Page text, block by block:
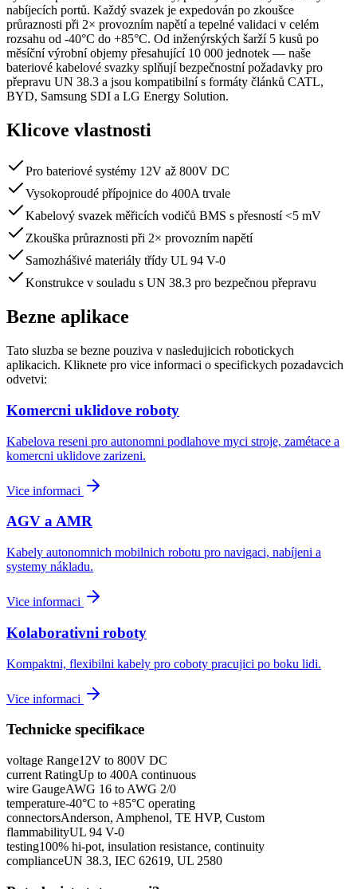
nabíjecích portů. Každý svazek je expedován po zkoušce
průraznosti při 2× provozním napětí a tepelné validaci v celém
rozsahu od -40°C do +85°C. Od inženýrských šarží 5 kusů po
měsíční výrobní objemy přesahující 10 000 jednotek — naše
bateriové kabelové svazky splňují bezpečnostní požadavky pro
přepravu UN 38.3 a jsou kompatibilní s formáty článků CATL,
BYD, Samsung SDI a LG Energy Solution.
Klicove vlastnosti
Pro bateriové systémy 12V až 800V DC
Vysokoproudé přípojnice do 400A trvale
Kabelový svazek měřicích vodičů BMS s přesností <5 mV
Zkouška průraznosti při 2× provozním napětí
Samozhášivé materiály třídy UL 94 V-0
Konstrukce v souladu s UN 38.3 pro bezpečnou přepravu
Bezne aplikace
Tato sluzba se bezne pouziva v nasledujicich robotickych
aplikacich. Kliknete pro vice informaci o specifickych pozadavcich
odvetvi:
Komercni uklidove roboty
Kabelova reseni pro autonomni podlahove myci stroje, zamétace a
komercni uklidove zarizeni.
Vice informaci
AGV a AMR
Kabely autonomnich mobilnich robotu pro navigaci, nabíjeni a
systemy nákladu.
Vice informaci
Kolaborativni roboty
Kompaktni, flexibilni kabely pro coboty pracujici po boku lidi.
Vice informaci
Technicke specifikace
voltage Range12V to 800V DC
current RatingUp to 400A continuous
wire GaugeAWG 16 to AWG 2/0
temperature-40°C to +85°C operating
connectorsAnderson, Amphenol, TE HVP, Custom
flammabilityUL 94 V-0
testing100% hi-pot, insulation resistance, continuity
complianceUN 38.3, IEC 62619, UL 2580